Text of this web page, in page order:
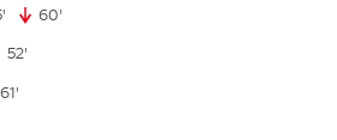
5. minute
60'
52'
61'